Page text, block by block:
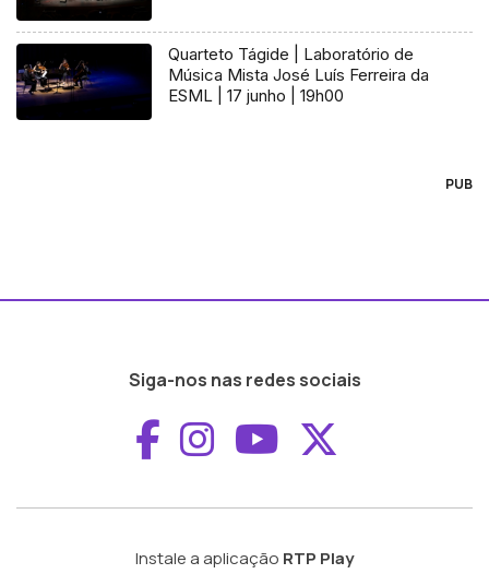
Quarteto Tágide | Laboratório de
Música Mista José Luís Ferreira da
ESML | 17 junho | 19h00
PUB
Siga-nos nas redes sociais
Aceder ao
Aceder ao
Aceder ao
Instale a aplicação RTP Play